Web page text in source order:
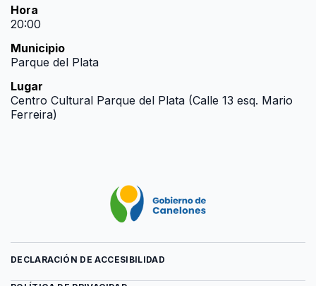
Hora
20:00
Municipio
Parque del Plata
Lugar
Centro Cultural Parque del Plata (Calle 13 esq. Mario
Ferreira)
DECLARACIÓN DE ACCESIBILIDAD